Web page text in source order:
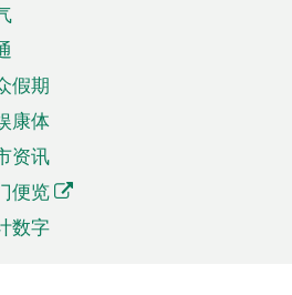
假期
康体
资讯
便览
数字